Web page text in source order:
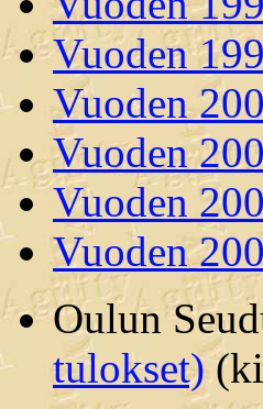
Vuoden
Vuoden
Vuoden
Vuoden
Vuoden
Oulun
tulokset)